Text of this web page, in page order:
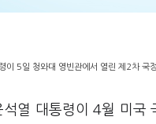
이 5일 청와대 영빈관에서 열린 제2차 국
열 대통령이 4월 미